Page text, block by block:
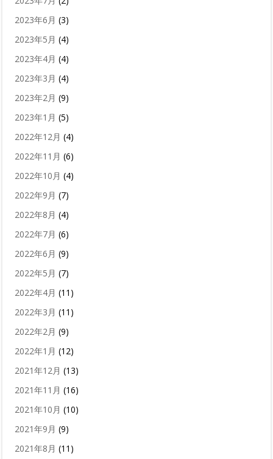
2023年6月 (3)
2023年5月 (4)
2023年4月 (4)
2023年3月 (4)
2023年2月 (9)
2023年1月 (5)
2022年12月 (4)
2022年11月 (6)
2022年10月 (4)
2022年9月 (7)
2022年8月 (4)
2022年7月 (6)
2022年6月 (9)
2022年5月 (7)
2022年4月 (11)
2022年3月 (11)
2022年2月 (9)
2022年1月 (12)
2021年12月 (13)
2021年11月 (16)
2021年10月 (10)
2021年9月 (9)
2021年8月 (11)